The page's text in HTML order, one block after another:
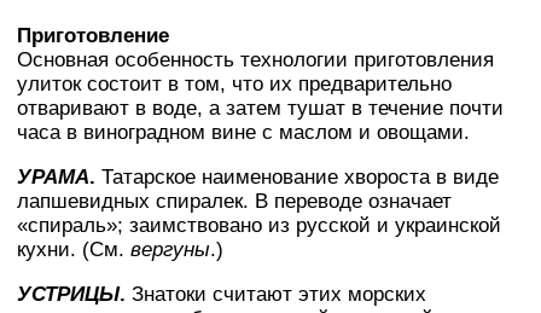
Приготовление
Основная особенность технологии приготовления
улиток состоит в том, что их предварительно
отваривают в воде, а затем тушат в течение почти
часа в виноградном вине с маслом и овощами.
УРАМА. Татарское наименование хвороста в виде
лапшевидных спиралек. В переводе означает
«спираль»; заимствовано из русской и украинской
кухни. (См. вергуны.)
УСТРИЦЫ. Знатоки считают этих морских